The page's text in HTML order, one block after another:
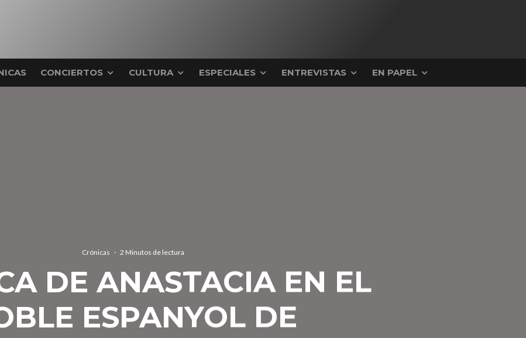
CONCIERTOS CULTURA ESPECIALES ENTREVISTAS EN PAPEL
Crónicas · 2 Minutos de lectura
DE ANASTACIA EN EL
ESPANYOL DE